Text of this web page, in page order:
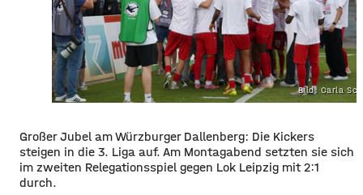
Bild: Carla
Großer Jubel am Würzburger Dallenberg: Die Kickers
steigen in die 3. Liga auf. Am Montagabend setzten sie sich
im zweiten Relegationsspiel gegen Lok Leipzig mit 2:1
durch.